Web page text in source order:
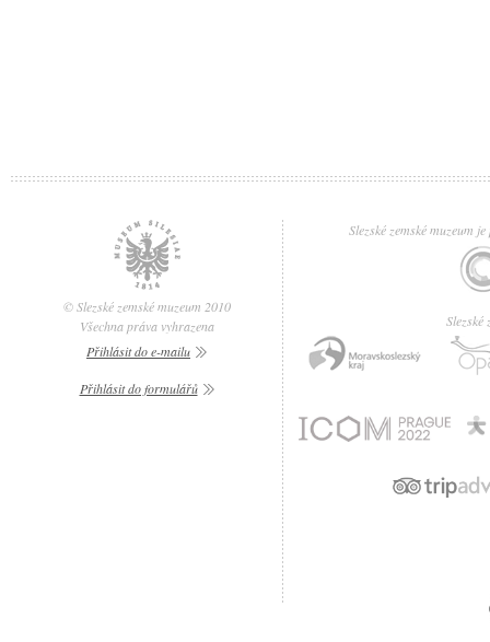
Slezské zemské muzeum
Slezské
© Slezské zemské muzeum 2010
Všechna práva vyhrazena
Přihlásit do e-mailu
Přihlásit do formulářů